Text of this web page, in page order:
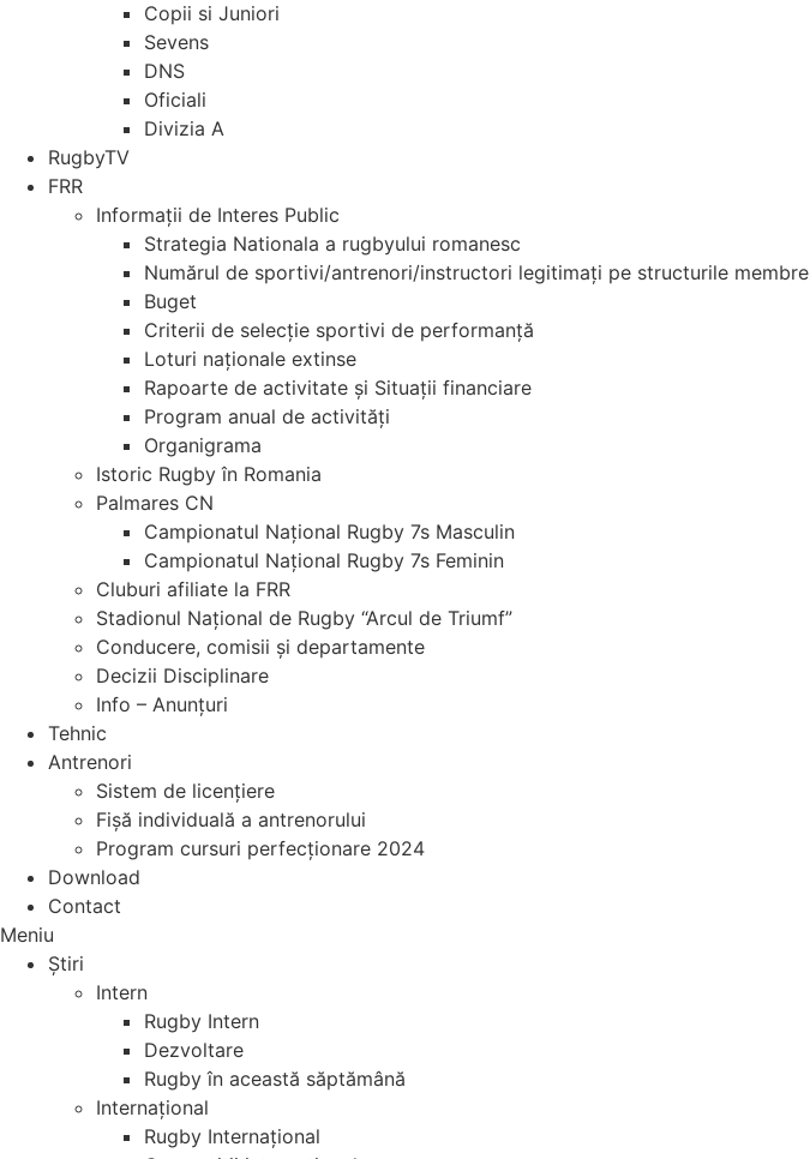
Copii si Juniori
Sevens
DNS
Oficiali
Divizia A
RugbyTV
FRR
Informații de Interes Public
Strategia Nationala a rugbyului romanesc
Numărul de sportivi/antrenori/instructori legitimați pe structurile membre
Buget
Criterii de selecție sportivi de performanță
Loturi naționale extinse
Rapoarte de activitate și Situații financiare
Program anual de activități
Organigrama
Istoric Rugby în Romania
Palmares CN
Campionatul Național Rugby 7s Masculin
Campionatul Național Rugby 7s Feminin
Cluburi afiliate la FRR
Stadionul Național de Rugby “Arcul de Triumf”
Conducere, comisii și departamente
Decizii Disciplinare
Info – Anunțuri
Tehnic
Antrenori
Sistem de licențiere
Fișă individuală a antrenorului
Program cursuri perfecționare 2024
Download
Contact
Meniu
Știri
Intern
Rugby Intern
Dezvoltare
Rugby în această săptămână
Internațional
Rugby Internațional